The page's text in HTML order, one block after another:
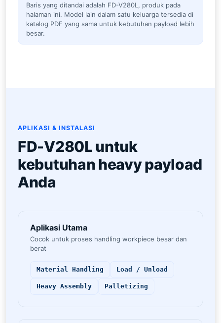
Baris yang ditandai adalah FD-V280L, produk pada
halaman ini. Model lain dalam satu keluarga tersedia di
katalog PDF yang sama untuk kebutuhan payload lebih
besar.
APLIKASI & INSTALASI
FD-V280L untuk
kebutuhan heavy payload
Anda
Aplikasi Utama
Cocok untuk proses handling workpiece besar dan
berat
Material Handling Load / Unload
Heavy Assembly Palletizing